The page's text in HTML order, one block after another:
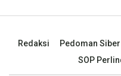
Redaksi Pedoman Siber
SOP